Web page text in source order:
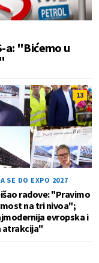
a: "Bićemo u
13
SE DO EXPO 2027
radove: "Pravimo
na tri nivoa";
evropska i
atrakcija"